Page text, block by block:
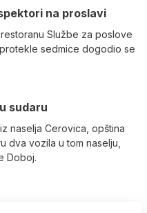
na proslavi
Službe za poslove
sedmice dogodio se
sudaru
naselja Cerovica, opština
dva vozila u tom naselju,
Doboj.